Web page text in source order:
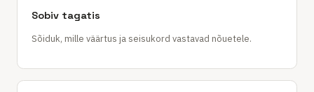
Sobiv tagatis
Sõiduk, mille väärtus ja seisukord vastavad nõuetele.